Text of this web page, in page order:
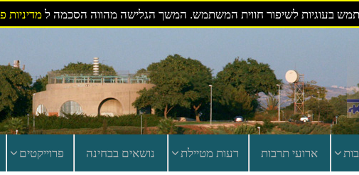
בעוגיות לשיפור חווית המשתמש. המשך הגלישה מהווה הסכמה למדיניות
ארועי תרבות רעות מטיילת נושאים בבחינה פרוייקטים